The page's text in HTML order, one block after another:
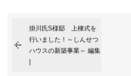
掛川氏S様邸 上棟式を
行いました！～しんせつ
ハウスの新築事業～ 編集